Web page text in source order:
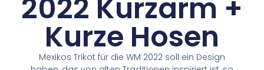
2022 Kurzarm +
Kurze Hosen
Mexikos Trikot für die WM 2022 soll ein Design